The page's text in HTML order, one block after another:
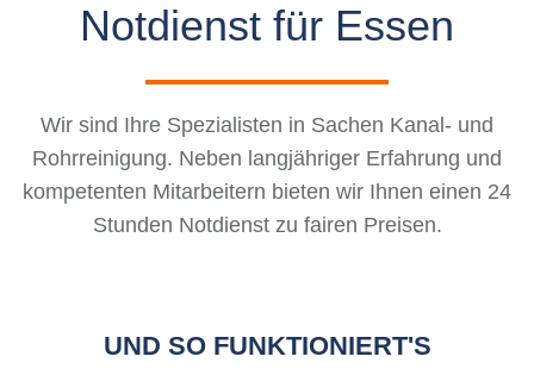
Notdienst für Essen
Wir sind Ihre Spezialisten in Sachen Kanal- und
Rohrreinigung. Neben langjähriger Erfahrung und
kompetenten Mitarbeitern bieten wir Ihnen einen 24
Stunden Notdienst zu fairen Preisen.
UND SO FUNKTIONIERT'S